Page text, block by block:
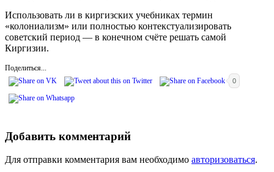
Использовать ли в киргизских учебниках термин
«колониализм» или полностью контекстуализировать
советский период — в конечном счёте решать самой
Киргизии.
Поделиться...
0
Добавить комментарий
Для отправки комментария вам необходимо авторизоваться.